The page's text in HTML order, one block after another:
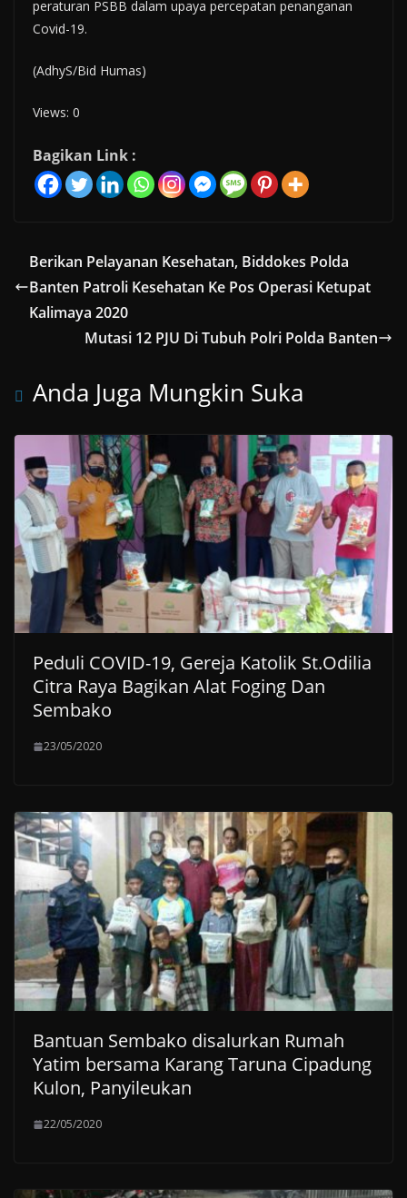
peraturan PSBB dalam upaya percepatan penanganan
Covid-19.
(AdhyS/Bid Humas)
Views: 0
Bagikan Link :
Berikan Pelayanan Kesehatan, Biddokes Polda
Banten Patroli Kesehatan Ke Pos Operasi Ketupat
Kalimaya 2020
Mutasi 12 PJU Di Tubuh Polri Polda Banten
Anda Juga Mungkin Suka
Peduli COVID-19, Gereja Katolik St.Odilia
Citra Raya Bagikan Alat Foging Dan
Sembako
23/05/2020
Bantuan Sembako disalurkan Rumah
Yatim bersama Karang Taruna Cipadung
Kulon, Panyileukan
22/05/2020